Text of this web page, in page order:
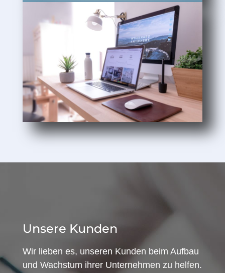
Unsere Kunden
Wir lieben es, unseren Kunden beim Aufbau
und Wachstum ihrer Unternehmen zu helfen.